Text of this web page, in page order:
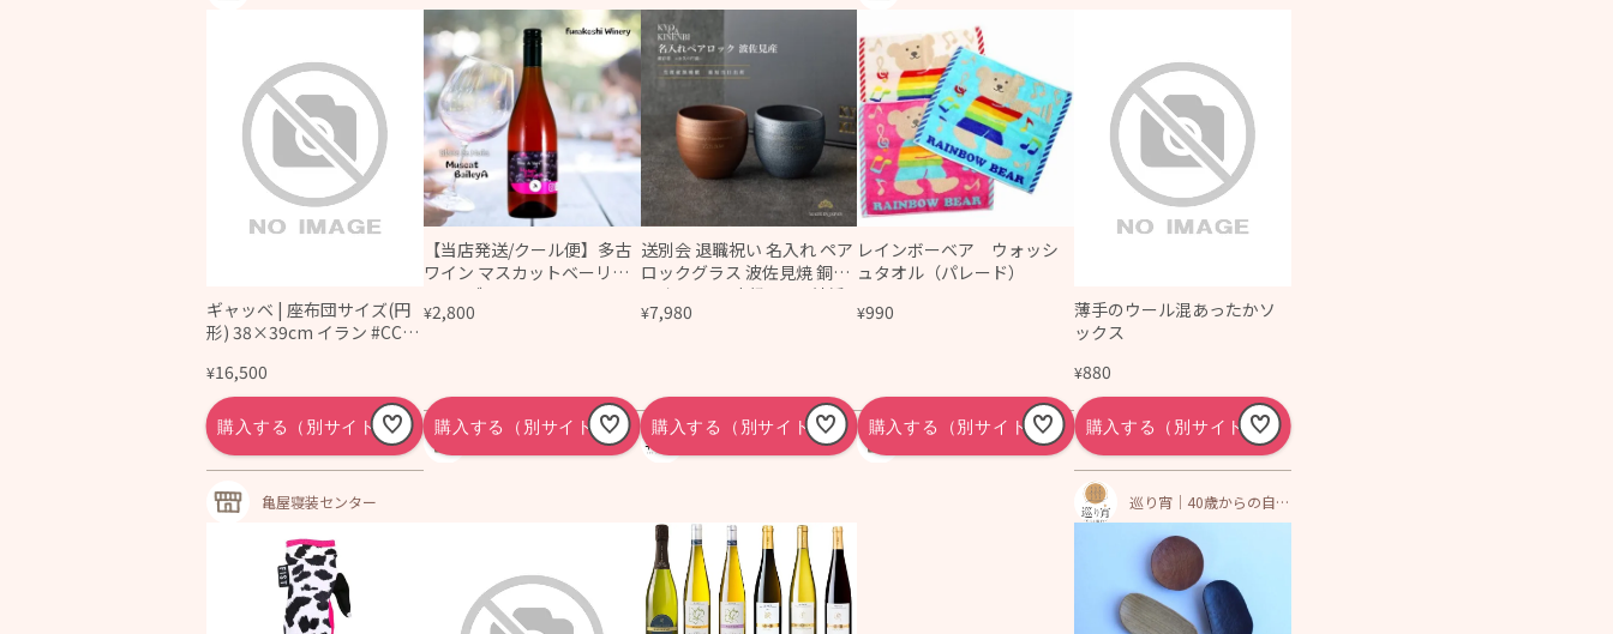
ギャッベ | 座布団サイズ(円
形) 38×39cm イラン #CC-0
¥16,500
亀屋寝装センター
【当店発送/クール便】多古
ワイン マスカットベーリーA
2022 ブラン･ド･ノワール/Bl
anc･de･Noirs 750ml
¥2,800
千葉の日本酒を通販～美
酒探求！千葉の酒街道｜
送別会 退職祝い 名入れ ペア
ロックグラス 波佐見焼 銅彩
器 おしゃれ 高級 2026 結婚
祝い 記念日 誕生日 長寿祝い
¥7,980
名入れギフト専門店キョ
ウガキネン日
レインボーベア ウォッシ
ュタオル（パレード）
¥990
雑貨ショップ ハニーシ
ェア
薄手のウール混あったかソ
ックス
¥880
巡り宵｜40歳からの自分
を労わる温活・更年期シ
ョップ